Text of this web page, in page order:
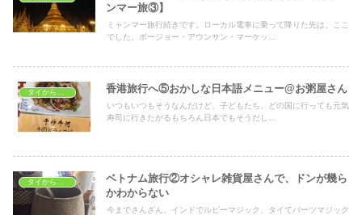
ンマー旅③】
ミャンマー旅行続きです。ローカル電車に乗って降りた先は、ここ
でした。ボージョー・アウンサン・マーケッ...
香港旅行へ⑤おかしな日本語メニュー@お粥屋さん
いつもいつもそうなんだけど、子どもたち、どの国に行っても元気
寿司に行きたがるもちろん日本でもそうだし...
タイから海外へ
ベトナム旅行②オシャレ雑貨屋さんで、ドンが幾ら
かわからない
今までさんざん、インドでルピーマジック、タイてバーツマジック